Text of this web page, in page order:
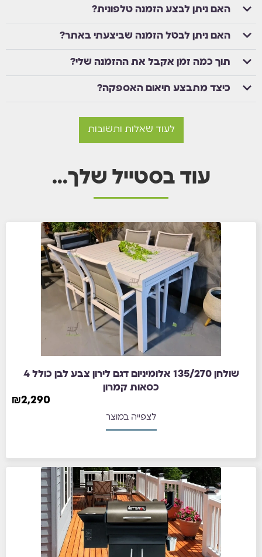
האם ניתן לבצע הזמנה טלפונית?
האם ניתן לבטל הזמנה שביצעתי באתר?
תוך כמה זמן אקבל את ההזמנה שלי?
כיצד מתבצע תיאום האספקה?
לעוד שאלות ותשובות
עוד בסטייל שלך…
שולחן 135/270 אלומיניום דגם לירון צבע לבן כולל 4
כסאות קמרון
₪2,290
לצפייה במוצר